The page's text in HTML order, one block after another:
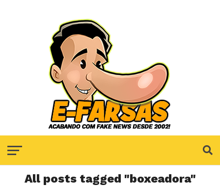
All posts tagged "boxeadora"